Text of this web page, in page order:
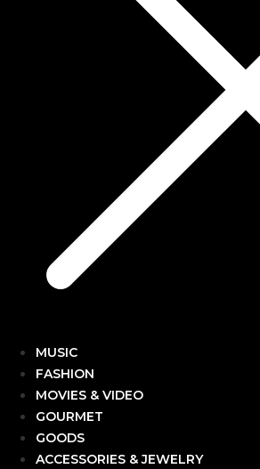
MUSIC
FASHION
MOVIES & VIDEO
GOURMET
GOODS
ACCESSORIES & JEWELRY